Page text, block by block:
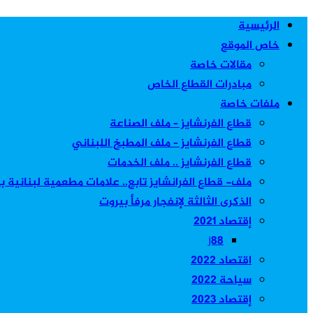
الرئيسية
خاص الموقع
مقالات خاصة
مبادرات القطاع الخاص
ملفات خاصة
قطاع الفرنشايز – ملف الصناعة
قطاع الفرنشايز – ملف المطبخ اللبناني
قطاع الفرنشايز .. ملف الخدمات
ملف- قطاع الفرانشايز تابع.. علامات مطعمية لبنانية
الذكرى الثالثة لإنفجار مرفأ بيروت
إقتصاد 2021
j88
اقتصاد 2022
سياحة 2022
إقتصاد 2023